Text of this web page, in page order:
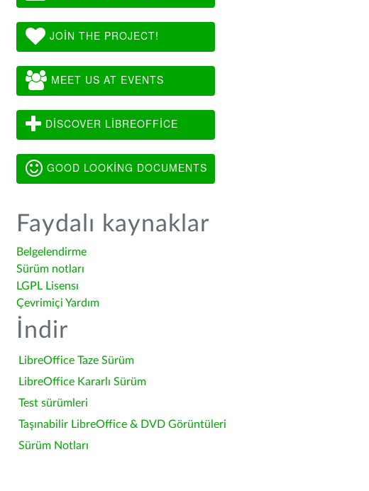
JOIN THE PROJECT!
MEET US AT EVENTS
DISCOVER LIBREOFFICE
GOOD LOOKING DOCUMENTS
Faydalı kaynaklar
Belgelendirme
Sürüm notları
LGPL Lisensı
Çevrimiçi Yardım
İndir
LibreOffice Taze Sürüm
LibreOffice Kararlı Sürüm
Test sürümleri
Taşınabilir LibreOffice & DVD Görüntüleri
Sürüm Notları